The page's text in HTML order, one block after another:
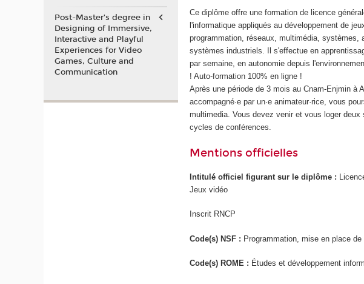
Ce diplôme offre une formation de licence
l'informatique appliqués au développement de
programmation, réseaux, multimédia, systèmes,
systèmes industriels. Il s'effectue en
par semaine, en autonomie depuis
! Auto-formation 100% en ligne !
Après une période de 3 mois au Cnam-Enjmin à
accompagné·e par un·e animateur·rice, vous
multimedia. Vous devez venir et vous loger
cycles de conférences.
Mentions officielles
Intitulé officiel figurant sur le diplôme :
Jeux vidéo
Inscrit RNCP
Code(s) NSF : Programmation, mise en place
Code(s) ROME : Études et développement
Post-Master’s degree in
Designing of Immersive,
Interactive and Playful
Experiences for Video
Games, Culture and
Communication